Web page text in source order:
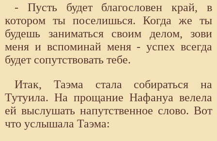
- Пусть будет благословен край, в
котором ты поселишься. Когда же ты
будешь заниматься своим делом, зови
меня и вспоминай меня - успех всегда
будет сопутствовать тебе.
Итак, Таэма стала собираться на
Тутуила. На прощание Нафануа велела
ей выслушать напутственное слово. Вот
что услышала Таэма: